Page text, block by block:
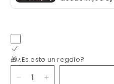
🎁¿Es esto un regalo?